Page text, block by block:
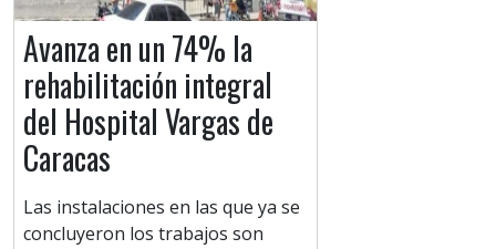
Avanza en un 74% la
rehabilitación integral
del Hospital Vargas de
Caracas
Las instalaciones en las que ya se
concluyeron los trabajos son